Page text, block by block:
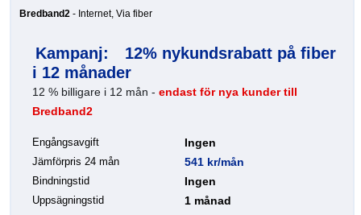
Bredband2 - Internet, Via fiber
Kampanj:
12% nykundsrabatt på fiber
i 12 månader
12 % billigare i 12 mån - endast för nya kunder till
Bredband2
Engångsavgift Ingen
Jämförpris 24 mån 541 kr/mån
Bindningstid Ingen
Uppsägningstid 1 månad